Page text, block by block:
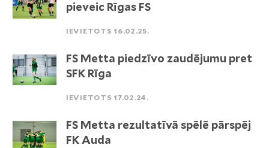
pieveic Rīgas FS
IEVIETOTS 16.02.25.
FS Metta piedzīvo zaudējumu pret
SFK Rīga
IEVIETOTS 17.02.24.
FS Metta rezultatīvā spēlē pārspēj
FK Auda